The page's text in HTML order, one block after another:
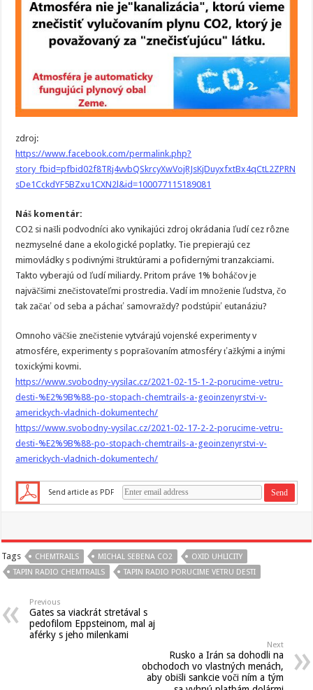
zdroj:
https://www.facebook.com/permalink.php?
story_fbid=pfbid02f8TRj4vvbQSkrcyXwVojRJsKjDuyxfxtBx4qCtL2ZPRN
sDe1CckdYF5BZxu1CXN2l&id=100077115189081
Náš komentár:
CO2 si našli podvodníci ako vynikajúci zdroj okrádania ľudí cez rôzne
nezmyselné dane a ekologické poplatky. Tie prepierajú cez
mimovládky s podivnými štruktúrami a pofidernými tranzakciami.
Takto vyberajú od ľudí miliardy. Pritom práve 1% boháčov je
najväčšimi znečistovateľmi prostredia. Vadí im množenie ľudstva, čo
tak začať od seba a páchať samovraždy? podstúpiť eutanáziu?
Omnoho väčšie znečistenie vytvárajú vojenské experimenty v
atmosfére, experimenty s poprašovaním atmosféry ťažkými a inými
toxickými kovmi.
https://www.svobodny-vysilac.cz/2021-02-15-1-2-porucime-vetru-
desti-%E2%9B%88-po-stopach-chemtrails-a-geoinzenyrstvi-v-
americkych-vladnich-dokumentech/
https://www.svobodny-vysilac.cz/2021-02-17-2-2-porucime-vetru-
desti-%E2%9B%88-po-stopach-chemtrails-a-geoinzenyrstvi-v-
americkych-vladnich-dokumentech/
Send article as PDF
Tags CHEMTRAILS MICHAL SEBENA CO2
OXID UHLICITY
TAPIN RADIO CHEMTRAILS
TAPIN RADIO PORUCIME VETRU DESTI
Previous
Gates sa viackrát stretával s
pedofilom Eppsteinom, mal aj
aférky s jeho milenkami
Next
Rusko a Irán sa dohodli na
obchodoch vo vlastných menách,
aby obišli sankcie voči ním a tým